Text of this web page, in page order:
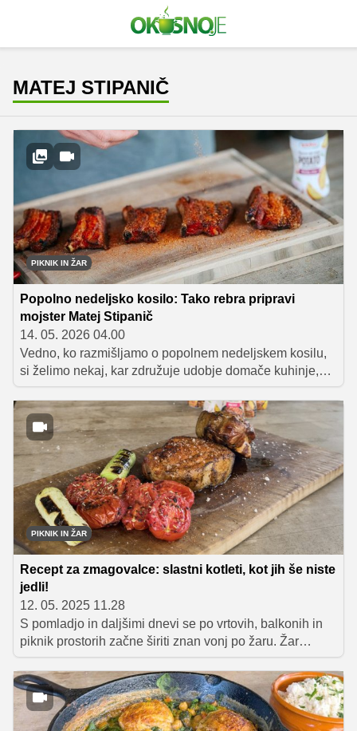
MATEJ STIPANIČ
PIKNIK IN ŽAR
Popolno nedeljsko kosilo: Tako rebra pripravi
mojster Matej Stipanič
14. 05. 2026 04.00
Vedno, ko razmišljamo o popolnem nedeljskem kosilu,
si želimo nekaj, kar združuje udobje domače kuhinje,
bogat okus in tisti poseben "wow" učinek. Tokrat vam bo
svetoval Matej Stipanič, mojster žara, ki dobro ve, kako
iz preprostih sestavin ustvariti pravo kulinarično
doživetje. Njegov pristop je jasen: kakovostne
sestavine, prava tehnika in premišljena uporaba začimb.
PIKNIK IN ŽAR
Recept za zmagovalce: slastni kotleti, kot jih še niste
jedli!
12. 05. 2025 11.28
S pomladjo in daljšimi dnevi se po vrtovih, balkonih in
piknik prostorih začne širiti znan vonj po žaru. Žar
sezona je tu in z njo priložnost, da razširimo kulinarična
obzorja onkraj klasičnih jedi, kot so čevapčiči in
perutničke.